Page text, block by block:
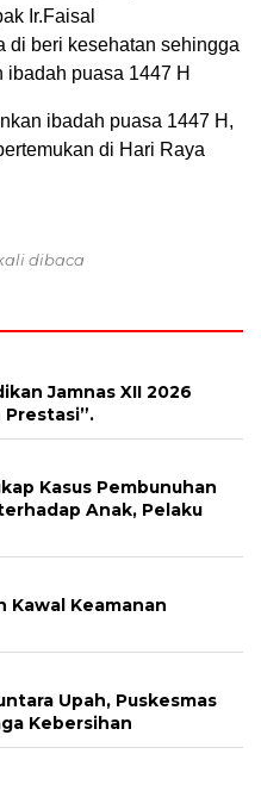
Ir.Faisal
di beri kesehatan sehingga
ibadah puasa 1447 H
ibadah puasa 1447 H,
di Hari Raya
dibaca
Jamnas XII 2026
Kasus Pembunuhan
Anak, Pelaku
Kawal Keamanan
Upah, Puskesmas
Kebersihan